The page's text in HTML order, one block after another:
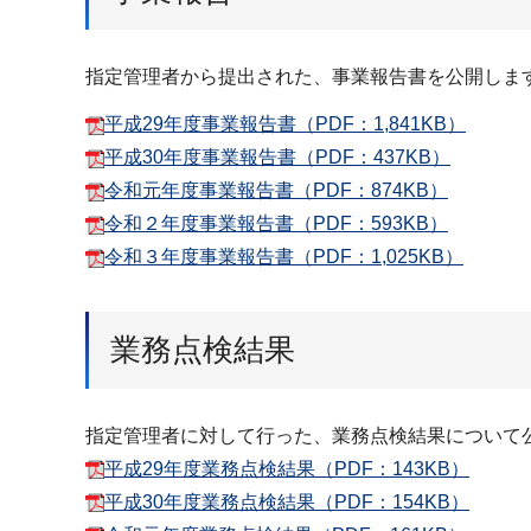
指定管理者から提出された、事業報告書を公開しま
平成29年度事業報告書（PDF：1,841KB）
平成30年度事業報告書（PDF：437KB）
令和元年度事業報告書（PDF：874KB）
令和２年度事業報告書（PDF：593KB）
令和３年度事業報告書（PDF：1,025KB）
業務点検結果
指定管理者に対して行った、業務点検結果について
平成29年度業務点検結果（PDF：143KB）
平成30年度業務点検結果（PDF：154KB）